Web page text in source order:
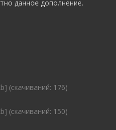
данное дополнение.
(cкачиваний: 176)
(cкачиваний: 150)